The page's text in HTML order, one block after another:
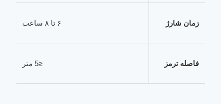
زمان شارژ ۶ تا ۸ ساعت
فاصله ترمز ≤5 متر